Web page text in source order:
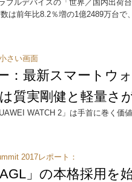
ブルデバイスの「世界／国内出荷
は前年比8.2％増の1億2489万台で
さい画面
：最新スマートウ
質実剛健と軽量さ
WATCH 2」は手首に巻く価
2017レポート：
」の本格採用を